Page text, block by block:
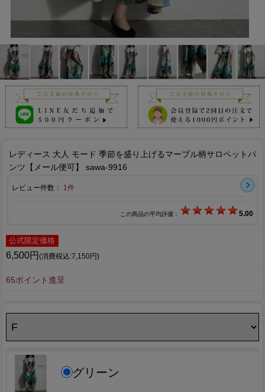
レディース 大人 モード 季節を盛り上げるマーブル柄サロペットパ
ンツ【メール便可】 sawa-9916
レビュー件数： 1件
この商品の平均評価： 5.00
公式限定価格
6,500円 (消費税込:7,150円)
65ポイント進呈
グリーン